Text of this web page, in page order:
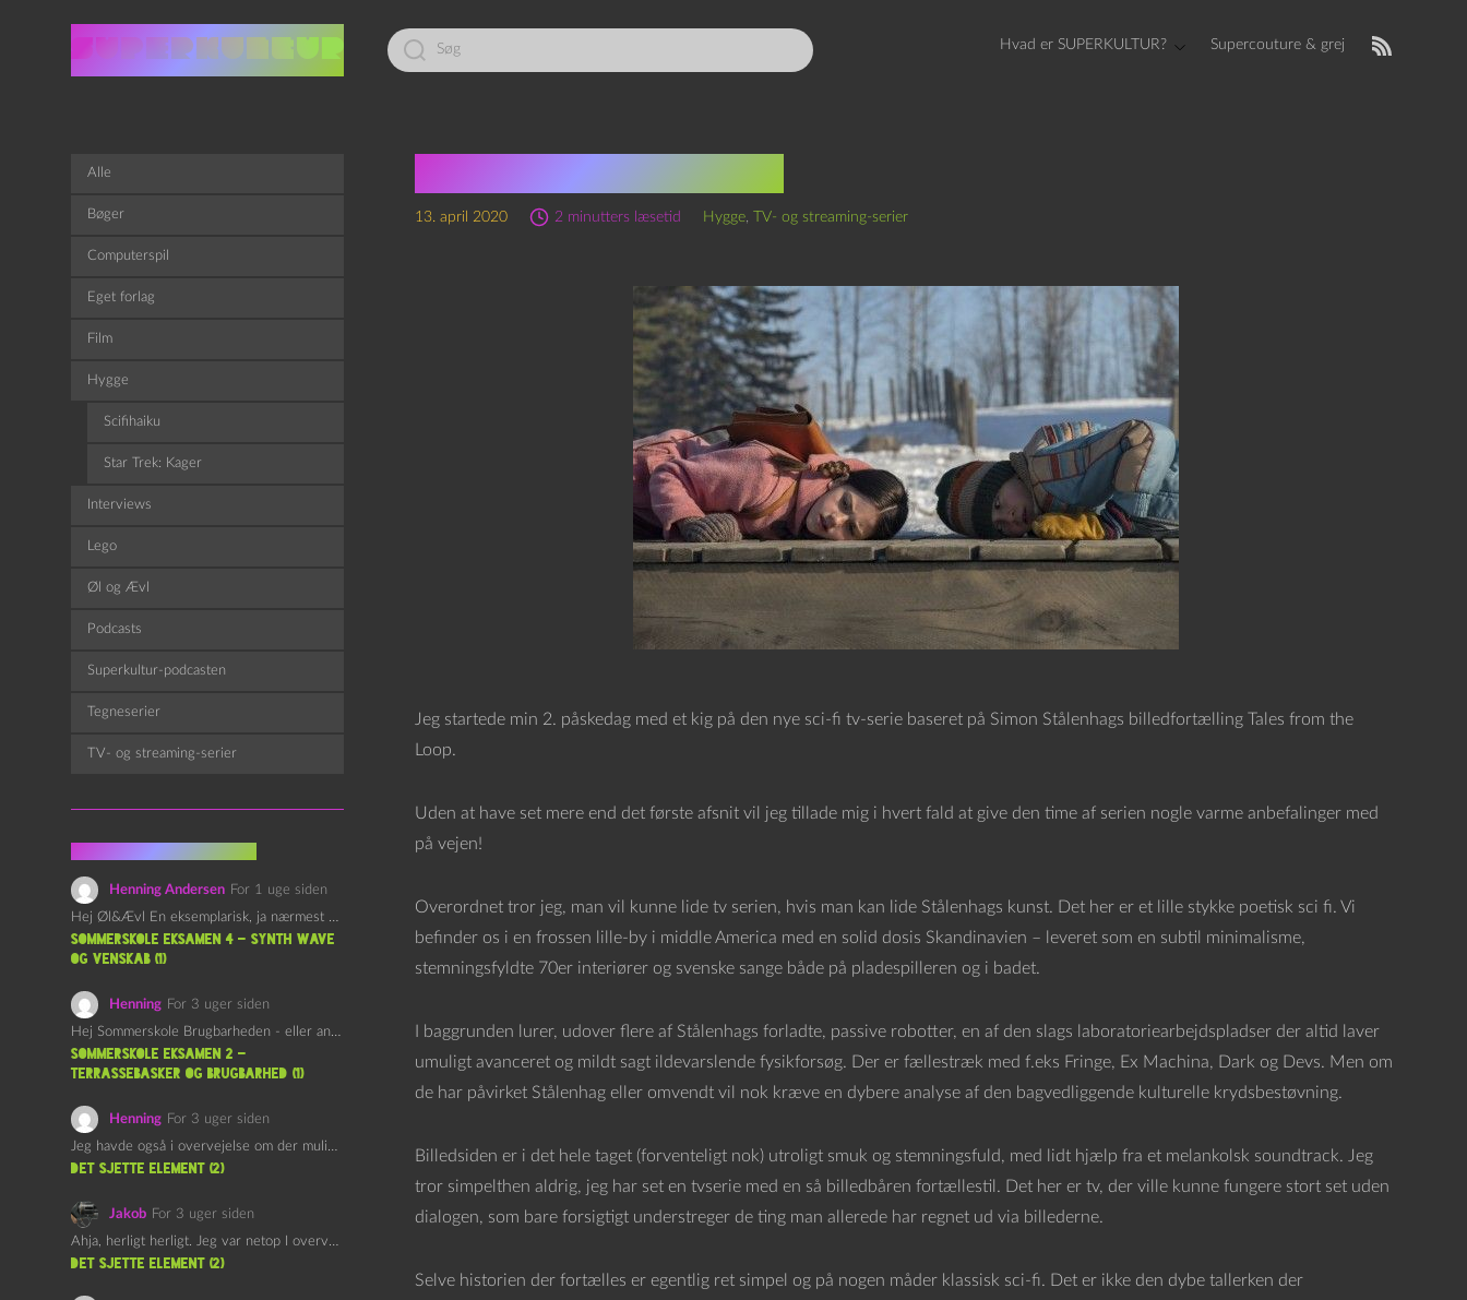
Led
efter:
Hvad er SUPERKULTUR? Supercouture & grej
13. april 2020 2 minutters læsetid Hygge, TV- og streaming-serier
Jeg startede min 2. påskedag med et kig på den nye sci-fi tv-serie baseret på Simon Stålenhags billedfortælling Tales from the
Loop.
Uden at have set mere end det første afsnit vil jeg tillade mig i hvert fald at give den time af serien nogle varme anbefalinger med
på vejen!
Overordnet tror jeg, man vil kunne lide tv serien, hvis man kan lide Stålenhags kunst. Det her er et lille stykke poetisk sci fi. Vi
befinder os i en frossen lille-by i middle America med en solid dosis Skandinavien – leveret som en subtil minimalisme,
stemningsfyldte 70er interiører og svenske sange både på pladespilleren og i badet.
I baggrunden lurer, udover flere af Stålenhags forladte, passive robotter, en af den slags laboratoriearbejdspladser der altid laver
umuligt avanceret og mildt sagt ildevarslende fysikforsøg. Der er fællestræk med f.eks Fringe, Ex Machina, Dark og Devs. Men om
de har påvirket Stålenhag eller omvendt vil nok kræve en dybere analyse af den bagvedliggende kulturelle krydsbestøvning.
Billedsiden er i det hele taget (forventeligt nok) utroligt smuk og stemningsfuld, med lidt hjælp fra et melankolsk soundtrack. Jeg
tror simpelthen aldrig, jeg har set en tvserie med en så billedbåren fortællestil. Det her er tv, der ville kunne fungere stort set uden
dialogen, som bare forsigtigt understreger de ting man allerede har regnet ud via billederne.
Selve historien der fortælles er egentlig ret simpel og på nogen måder klassisk sci-fi. Det er ikke den dybe tallerken der
Alle
Bøger
Computerspil
Eget forlag
Film
Hygge
Scifihaiku
Star Trek: Kager
Interviews
Lego
Øl og Ævl
Podcasts
Superkultur-podcasten
Tegneserier
TV- og streaming-serier
Henning Andersen For 1 uge siden
Hej Øl&Ævl En eksemplarisk, ja nærmest yndefuld, afslutning på SOMMERSKOLEN.…
Sommerskole Eksamen 4 – Synth Wave
og Venskab (1)
Henning For 3 uger siden
Hej Sommerskole Brugbarheden - eller anvendeligheden - af "Øl&Ævl" er…
Sommerskole Eksamen 2 –
Terrassebasker og Brugbarhed (1)
Henning For 3 uger siden
Jeg havde også i overvejelse om der muligvis kunne være…
det sjette element (2)
Jakob For 3 uger siden
Ahja, herligt herligt. Jeg var netop I overvejelser om at…
det sjette element (2)